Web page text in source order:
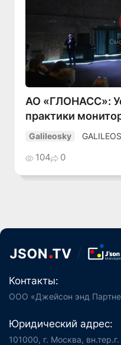
АО «ГЛОНАСС»:
практики
Galileosky
104 0
Контакты:
ООО «Джейсон энд
Юридический адрес:
101000, г. Москва,